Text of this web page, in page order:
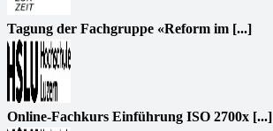
Tagung der Fachgruppe «Reform im [...]
Online-Fachkurs Einführung ISO 2700x [...]